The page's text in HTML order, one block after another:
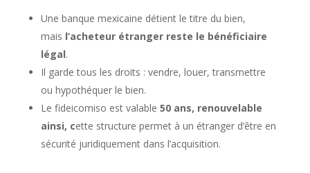
Une banque mexicaine détient le titre du bien,
mais l’acheteur étranger reste le bénéficiaire
légal.
Il garde tous les droits : vendre, louer, transmettre
ou hypothéquer le bien.
Le fideicomiso est valable 50 ans, renouvelable
ainsi, cette structure permet à un étranger d’être en
sécurité juridiquement dans l’acquisition.